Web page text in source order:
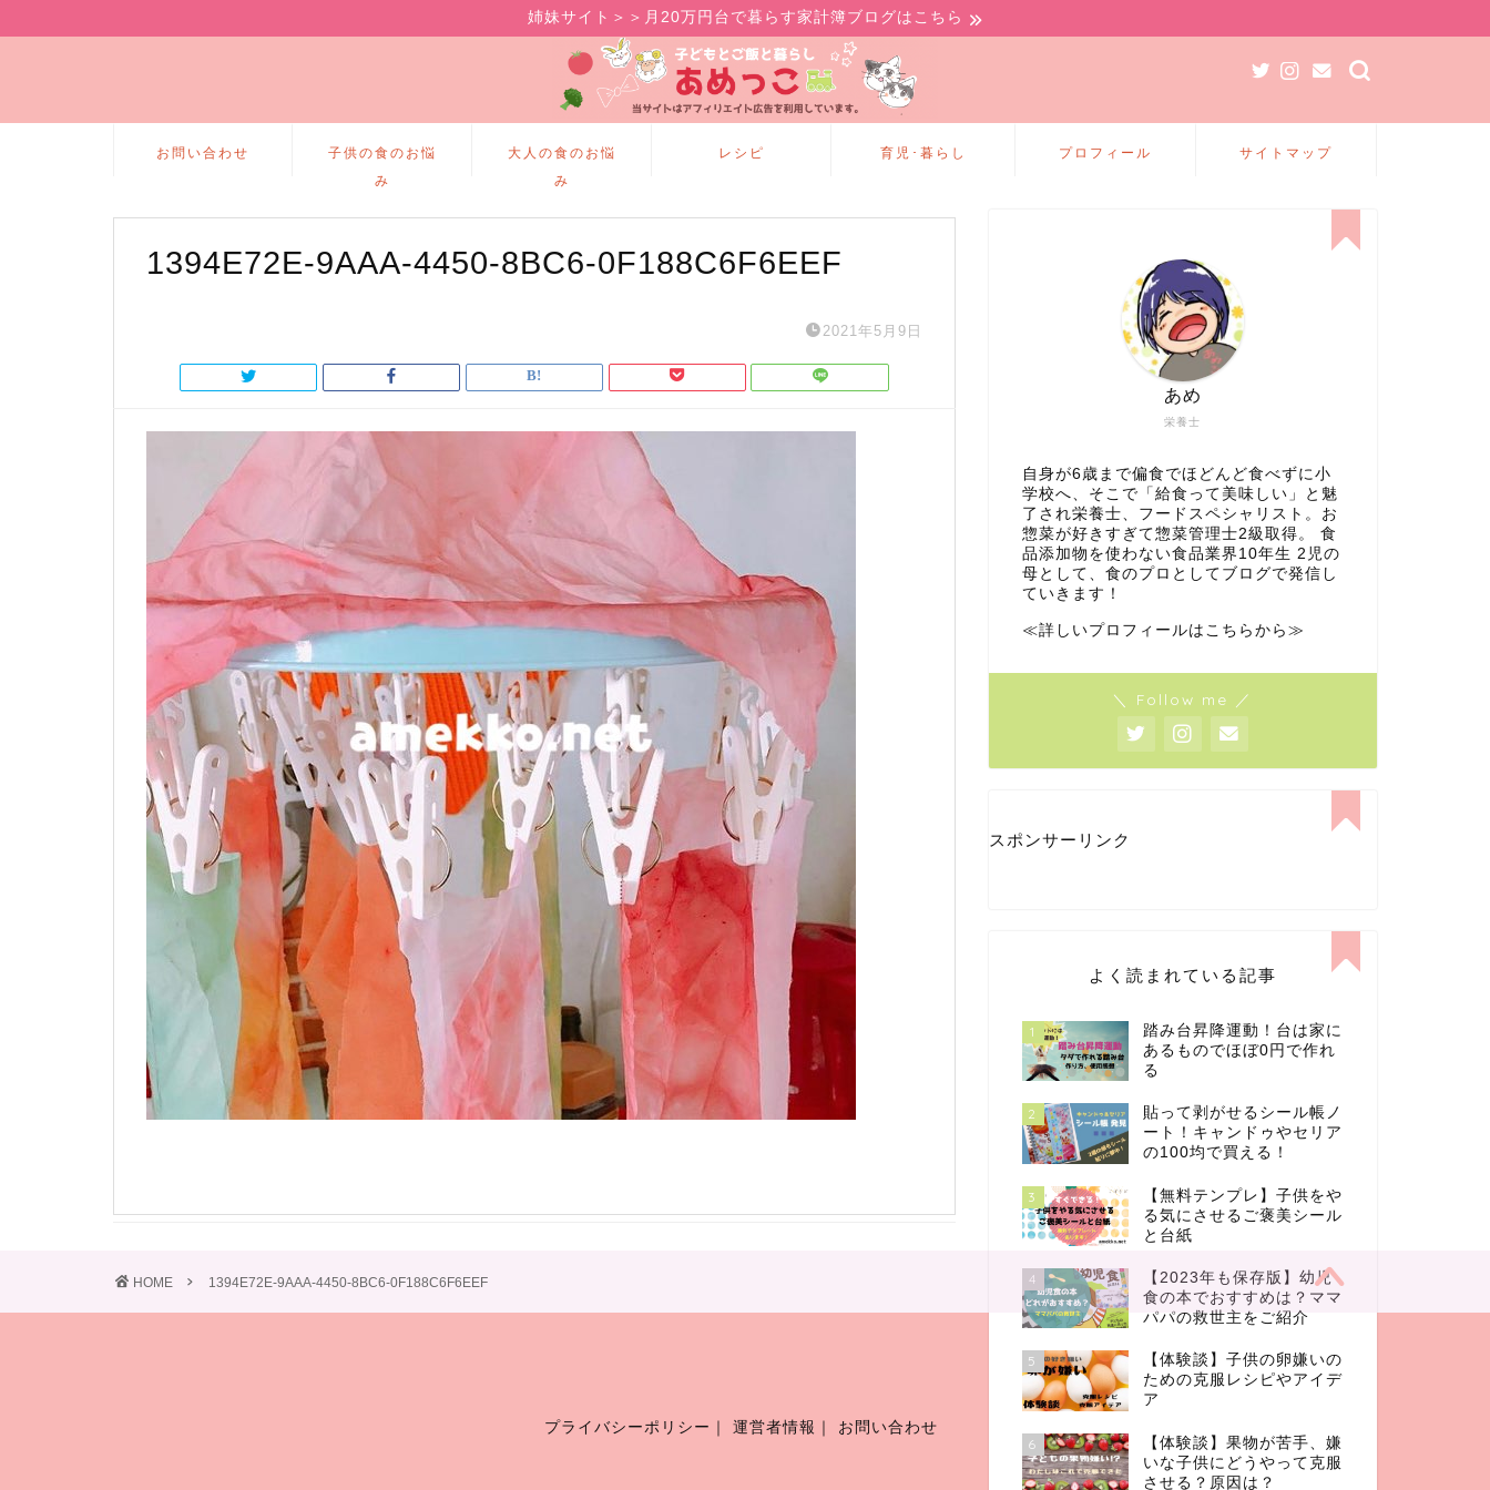
姉妹サイト＞＞月20万円台で暮らす家計簿ブログはこちら
お問い合わせ
子供の食のお悩
み
大人の食のお悩
み
レシピ 育児･暮らし プロフィール サイトマップ
1394E72E-9AAA-4450-8BC6-0F188C6F6EEF
2021年5月9日
栄養士
あめ
自身が6歳まで偏食でほどんど食べずに小
学校へ、そこで「給食って美味しい」と魅
了され栄養士、フードスペシャリスト。お
惣菜が好きすぎて惣菜管理士2級取得。 食
品添加物を使わない食品業界10年生 2児の
母として、食のプロとしてブログで発信し
ていきます！
≪詳しいプロフィールはこちらから≫
＼ Follow me ／
スポンサーリンク
よく読まれている記事
1
踏み台昇降運動！台は家に
あるものでほぼ0円で作れ
る
2
貼って剥がせるシール帳ノ
ート！キャンドゥやセリア
の100均で買える！
3
【無料テンプレ】子供をや
る気にさせるご褒美シール
と台紙
4
【2023年も保存版】幼児
食の本でおすすめは？ママ
パパの救世主をご紹介
5
【体験談】子供の卵嫌いの
ための克服レシピやアイデ
ア
6
【体験談】果物が苦手、嫌
いな子供にどうやって克服
させる？原因は？
HOME 1394E72E-9AAA-4450-8BC6-0F188C6F6EEF
プライバシーポリシー ｜ 運営者情報 ｜ お問い合わせ